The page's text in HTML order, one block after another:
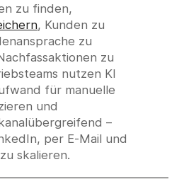
zu finden,
, Kunden zu
zu
zu
nutzen KI
für manuelle
und
–
per E-Mail und
skalieren.